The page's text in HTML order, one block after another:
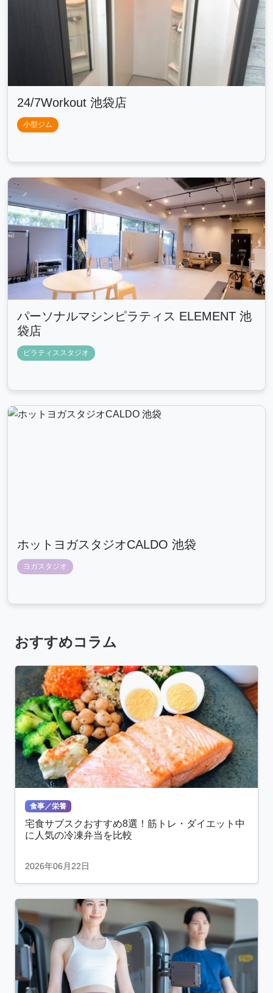
24/7Workout 池袋店
小型ジム
パーソナルマシンピラティス ELEMENT 池
袋店
ピラティススタジオ
ホットヨガスタジオCALDO 池袋
ヨガスタジオ
おすすめコラム
食事／栄養
宅食サブスクおすすめ8選！筋トレ・ダイエット中
に人気の冷凍弁当を比較
2026年06月22日